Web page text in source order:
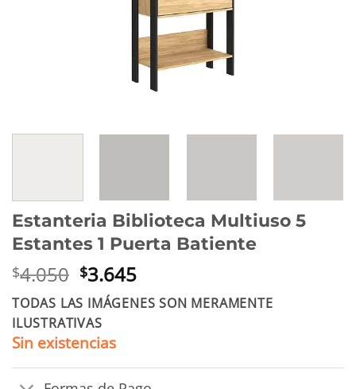
Estanteria Biblioteca Multiuso 5
Estantes 1 Puerta Batiente
$4.050 El
precio
original
era:
$4.050.
$3.645El
precio
actual
TODAS LAS IMÁGENES SON MERAMENTE
ILUSTRATIVAS
Sin existencias